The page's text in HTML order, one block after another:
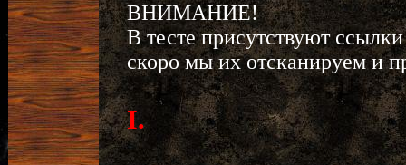
ВНИМАНИЕ!
В тесте присутствуют
скоро мы их отсканируем и
I.